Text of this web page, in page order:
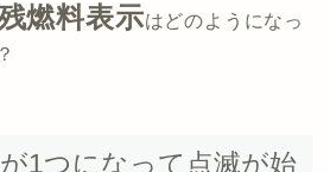
燃料表示はどのようになっ
1つになって点滅が始